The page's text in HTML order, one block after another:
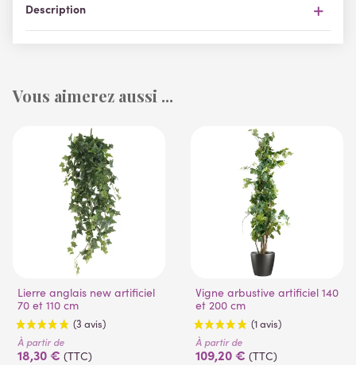
Description
Vous aimerez aussi ...
Lierre anglais new artificiel
70 et 110 cm
À partir de
18,30 € (TTC)
Vigne arbustive artificiel 140
et 200 cm
À partir de
109,20 € (TTC)